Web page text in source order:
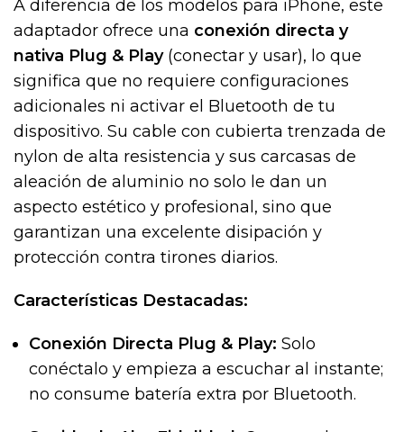
A diferencia de los modelos para iPhone, este
adaptador ofrece una conexión directa y
nativa Plug & Play(conectar y usar), lo que
significa que no requiere configuraciones
adicionales ni activar el Bluetooth de tu
dispositivo. Su cable con cubierta trenzada de
nylon de alta resistencia y sus carcasas de
aleación de aluminio no solo le dan un
aspecto estético y profesional, sino que
garantizan una excelente disipación y
protección contra tirones diarios.
Características Destacadas:
Conexión Directa Plug & Play: Solo
conéctalo y empieza a escuchar al instante;
no consume batería extra por Bluetooth.